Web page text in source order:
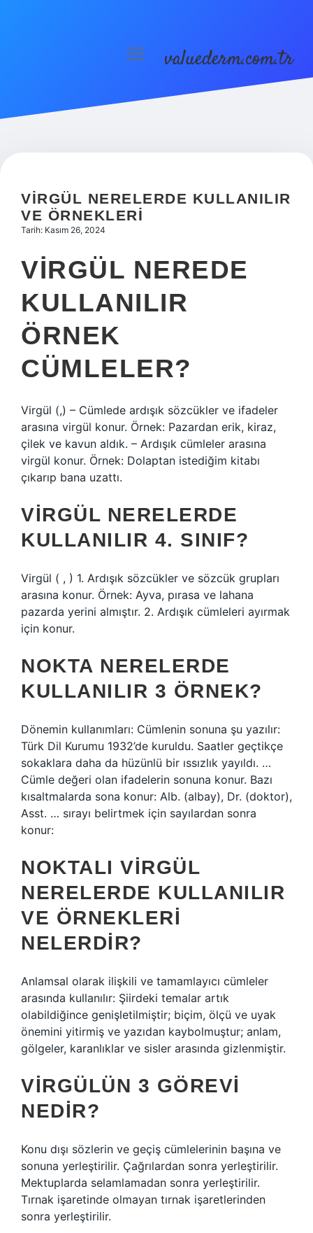
menüyüvaluederm.com.tr
VIRGÜL NERELERDE KULLANILIR
VE ÖRNEKLERI
Tarih: Kasım 26, 2024
VIRGÜL NEREDE
KULLANILIR
ÖRNEK
CÜMLELER?
Virgül (,) – Cümlede ardışık sözcükler ve ifadeler
arasına virgül konur. Örnek: Pazardan erik, kiraz,
çilek ve kavun aldık. – Ardışık cümleler arasına
virgül konur. Örnek: Dolaptan istediğim kitabı
çıkarıp bana uzattı.
VIRGÜL NERELERDE
KULLANILIR 4. SINIF?
Virgül ( , ) 1. Ardışık sözcükler ve sözcük grupları
arasına konur. Örnek: Ayva, pırasa ve lahana
pazarda yerini almıştır. 2. Ardışık cümleleri ayırmak
için konur.
NOKTA NERELERDE
KULLANILIR 3 ÖRNEK?
Dönemin kullanımları: Cümlenin sonuna şu yazılır:
Türk Dil Kurumu 1932’de kuruldu. Saatler geçtikçe
sokaklara daha da hüzünlü bir ıssızlık yayıldı. …
Cümle değeri olan ifadelerin sonuna konur. Bazı
kısaltmalarda sona konur: Alb. (albay), Dr. (doktor),
Asst. … sırayı belirtmek için sayılardan sonra
konur:
NOKTALI VIRGÜL
NERELERDE KULLANILIR
VE ÖRNEKLERI
NELERDIR?
Anlamsal olarak ilişkili ve tamamlayıcı cümleler
arasında kullanılır: Şiirdeki temalar artık
olabildiğince genişletilmiştir; biçim, ölçü ve uyak
önemini yitirmiş ve yazıdan kaybolmuştur; anlam,
gölgeler, karanlıklar ve sisler arasında gizlenmiştir.
VIRGÜLÜN 3 GÖREVI
NEDIR?
Konu dışı sözlerin ve geçiş cümlelerinin başına ve
sonuna yerleştirilir. Çağrılardan sonra yerleştirilir.
Mektuplarda selamlamadan sonra yerleştirilir.
Tırnak işaretinde olmayan tırnak işaretlerinden
sonra yerleştirilir.